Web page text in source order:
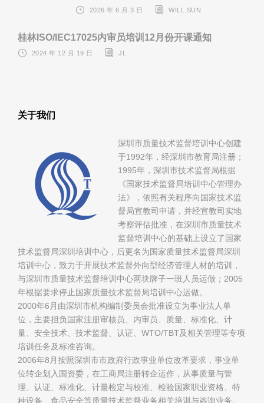
2026 年 6 月 3 日 WILL.SUN
桂林ISO/IEC17025内审员培训12月份开课通知
2024 年 12 月 19 日 JL
关于我们
深圳市质量技术监督培训中心创建
于1992年，经深圳市教育局注册；
1995年，深圳市技术监督局根据
《国家技术监督局培训中心管理办
法》，依照有关程序向国家技术监
督局宣教司申请，并经宣教司实地
考察评估批准，在深圳市质量技术
监督培训中心的基础上设立了国家
技术监督局深圳培训中心，后更名为国家质量技术监督局深圳
培训中心，致力于开展技术监督外向型经济管理人材的培训，
与深圳市质量技术监督培训中心两块牌子一班人员运做；2005
年根据要求停止国家质量技术监督局培训中心运做。
2000年6月由深圳市机构编制委员会批准设立为事业法人单
位，主要担负国家注册审核员、内审员、质量、标准化、计
量、安全技术、技术监督、认证、WTO/TBT及相关管理等专项
培训任务及标准咨询。
2006年8月按照深圳市市政府行政事业单位改革要求，事业单
位转企划入国资委，在工商局注册转企运作，从事质量与管
理、认证、标准化、计量检定与校准、检验国家职业资格、特
种设备、食品安全等质量技术监督业务相关培训与咨询业务。